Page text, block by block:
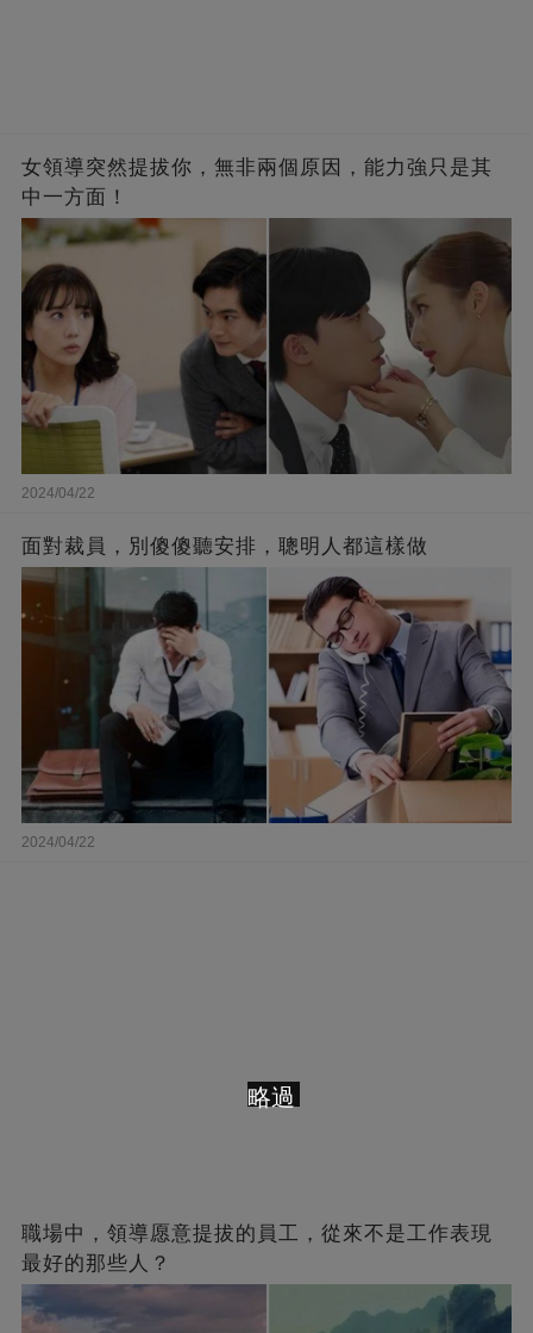
女領導突然提拔你，無非兩個原因，能力強只是其
中一方面！
2024/04/22
面對裁員，別傻傻聽安排，聰明人都這樣做
2024/04/22
職場中，領導愿意提拔的員工，從來不是工作表現
最好的那些人？
略過